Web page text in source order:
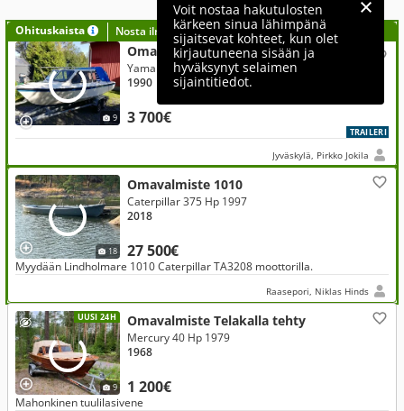
Voit nostaa hakutulosten
kärkeen sinua lähimpänä
sijaitsevat kohteet, kun olet
kirjautuneena sisään ja
hyväksynyt selaimen
sijaintitiedot.
Ohituskaista Nosta ilmoituksesi tähän?
9
Omavalmiste
3 700€
Yamaha 90 Hp 2000
1990
TRAILERI
Jyväskylä, Pirkko Jokila
18
Omavalmiste 1010
27 500€
Caterpillar 375 Hp 1997
2018
Myydään Lindholmare 1010 Caterpillar TA3208 moottorilla.
Raasepori, Niklas Hinds
UUSI 24H
9
Omavalmiste Telakalla tehty
1 200€
Mercury 40 Hp 1979
1968
Mahonkinen tuulilasivene